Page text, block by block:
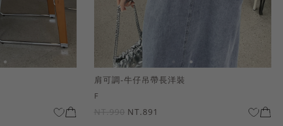
肩可調-牛仔吊帶長洋裝
F
NT.990 NT.891